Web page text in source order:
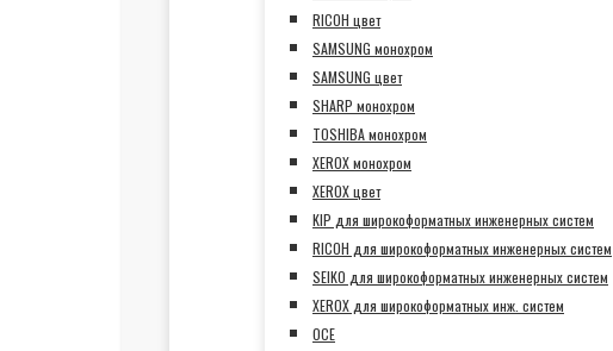
RICOH цвет
SAMSUNG монохром
SAMSUNG цвет
SHARP монохром
TOSHIBA монохром
XEROX монохром
XEROX цвет
KIP для широкоформатных инженерных систем
RICOH для широкоформатных инженерных систем
SEIKO для широкоформатных инженерных систем
XEROX для широкоформатных инж. систем
OCE